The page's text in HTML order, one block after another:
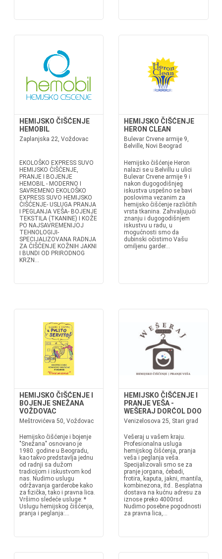
HEMIJSKO ČIŠĆENJE
HEMOBIL
Zaplanjska 22, Voždovac
EKOLOŠKO EXPRESS SUVO
HEMIJSKO ČIŠĆENJE,
PRANJE I BOJENJE
HEMOBIL - MODERNO I
SAVREMENO EKOLOŠKO
EXPRESS SUVO HEMIJSKO
ČIŠĆENJE- USLUGA PRANJA
I PEGLANJA VEŠA- BOJENJE
TEKSTILA (TKANINE) I KOŽE
PO NAJSAVREMENIJOJ
TEHNOLOGIJI-
SPECIJALIZOVANA RADNJA
ZA ČIŠĆENJE KOŽNIH JAKNI
I BUNDI OD PRIRODNOG
KRZN...
HEMIJSKO ČIŠĆENJE
HERON CLEAN
Bulevar Crvene armije 9,
Belville, Novi Beograd
Hemijsko čišćenje Heron
nalazi se u Belvillu u ulici
Bulevar Crvene armije 9 i
nakon dugogodišnjeg
iskustva uspešno se bavi
poslovima vezanim za
hemijsko čišćenje različitih
vrsta tkanina. Zahvaljujući
znanju i dugogodišnjem
iskustvu u radu, u
mogućnosti smo da
dubinski očistimo Vašu
omiljenu garder...
HEMIJSKO ČIŠĆENJE I
BOJENJE SNEŽANA
VOŽDOVAC
Meštrovićeva 50, Voždovac
Hemijsko čišćenje i bojenje
"Snežana" osnovano je
1980. godine u Beogradu,
kao takvo predstavlja jednu
od radnji sa dužom
tradicijom i iskustvom kod
nas. Nudimo uslugu
održavanja garderobe kako
za fizička, tako i pravna lica.
Vršimo sledeće usluge: *
Uslugu hemijskog čišćenja,
pranja i peglanja:...
HEMIJSKO ČIŠĆENJE I
PRANJE VEŠA -
WEŠERAJ DORĆOL DOO
Venizelosova 25, Stari grad
Vešeraj u vašem kraju.
Profesionalna usluga
hemijskog čišćenja, pranja
veša i peglanja veša.
Specijalizovali smo se za
pranje jorgana, ćebadi,
frotira, kaputa, jakni, mantila,
kombinezona, itd.. Besplatna
dostava na kućnu adresu za
iznose preko 4000rsd.
Nudimo posebne pogodnosti
za pravna lica,...